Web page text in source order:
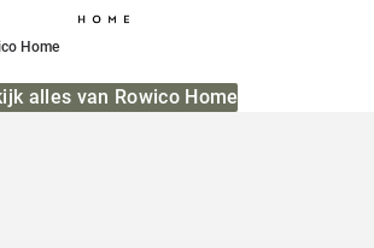
Home
alles van Rowico Home